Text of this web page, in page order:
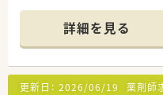
★調剤もOTCもどちらも
将来的に正社員とし
★人柄重視の採用です！
未経験からのスタート
★認定薬剤師資格をお持
詳細を見る
更新日： 2026/06/19 薬剤師